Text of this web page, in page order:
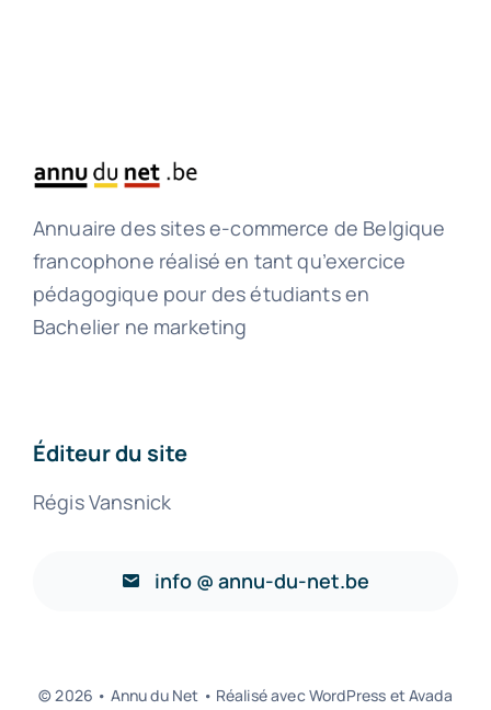
Annuaire des sites e-commerce de Belgique
francophone réalisé en tant qu’exercice
pédagogique pour des étudiants en
Bachelier ne marketing
Éditeur du site
Régis Vansnick
info @ annu-du-net.be
© 2026 • Annu du Net • Réalisé avec WordPress et Avada